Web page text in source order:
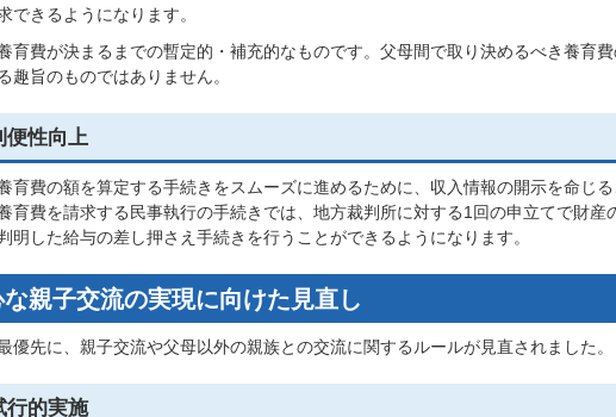
できるようになります。
育費が決まるまでの暫定的・補充的なものです。父母間で取り決めるべき養育
趣旨のものではありません。
便性向上
育費の額を算定する手続きをスムーズに進めるために、収入情報の開示を命じ
育費を請求する民事執行の手続きでは、地方裁判所に対する1回の申立てで財産
明した給与の差し押さえ手続きを行うことができるようになります。
親子交流の実現に向けた見直し
優先に、親子交流や父母以外の親族との交流に関するルールが見直されました。
行的実施